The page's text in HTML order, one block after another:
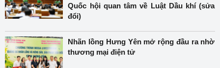
Quốc hội quan tâm về Luật Dầu khí (sửa
đổi)
Nhãn lồng Hưng Yên mở rộng đầu ra nhờ
thương mại điện tử